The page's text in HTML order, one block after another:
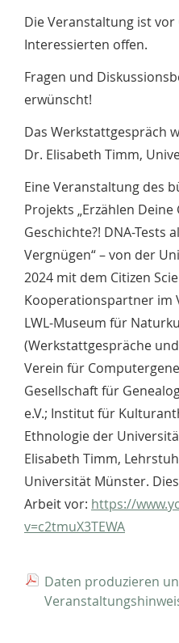
Die Veranstaltung ist
Interessierten offen.
Fragen und
erwünscht!
Das Werkstattgespräch
Dr. Elisabeth Timm,
Eine Veranstaltung des
Projekts „Erzählen
Geschichte?! DNA-Tests
Vergnügen“ – von der
2024 mit dem Citizen
Kooperationspartner im
LWL-Museum für
(Werkstattgespräche
Verein für
Gesellschaft für
e.V.; Institut für
Ethnologie der
Elisabeth Timm,
Universität Münster.
Arbeit vor: https://
v=c2tmuX3TEWA
Daten produzieren